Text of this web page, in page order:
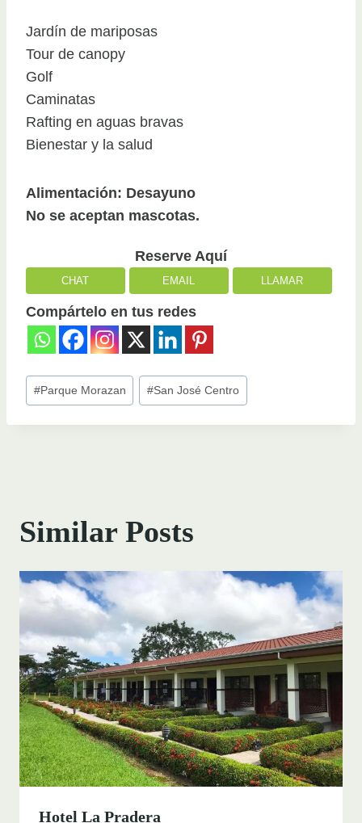
Jardín de mariposas
Tour de canopy
Golf
Caminatas
Rafting en aguas bravas
Bienestar y la salud
Alimentación: Desayuno
No se aceptan mascotas.
Reserve Aquí
CHAT EMAIL LLAMAR
Compártelo en tus redes
Post
Tags:
#Parque Morazan #San José Centro
Similar Posts
Hotel La Pradera